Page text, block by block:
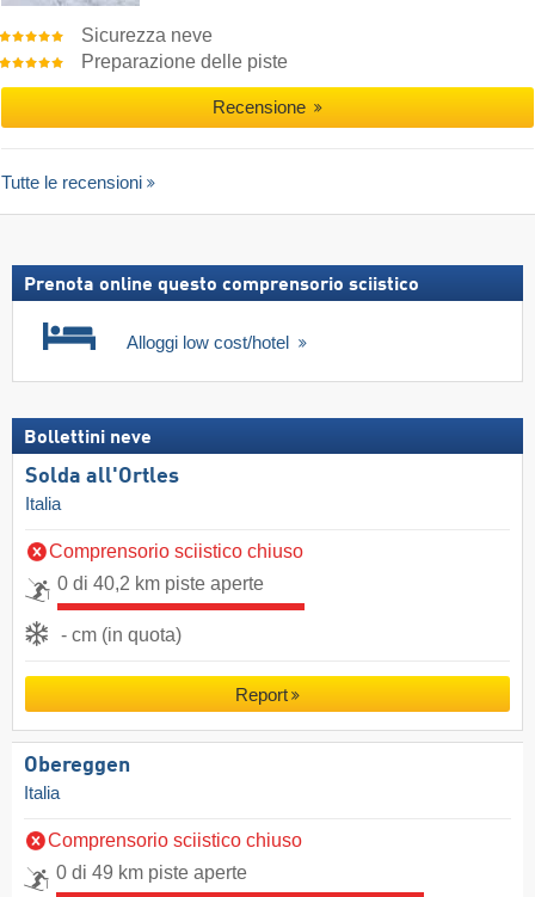
Sicurezza neve
Preparazione delle piste
Recensione
Tutte le recensioni
Prenota online questo comprensorio sciistico
Alloggi low cost/hotel
Bollettini neve
Solda all'Ortles
Italia
Comprensorio sciistico chiuso
0 di 40,2 km piste aperte
- cm (in quota)
Report
Obereggen
Italia
Comprensorio sciistico chiuso
0 di 49 km piste aperte